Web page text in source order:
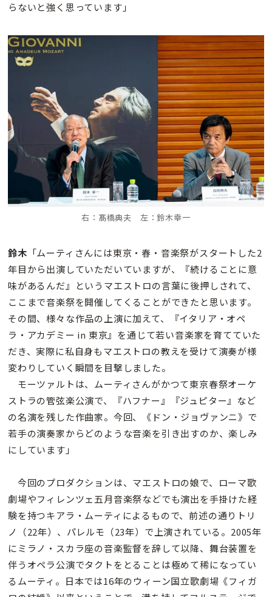
らないと強く思っています」
右：髙橋典夫 左：鈴木幸一
鈴木 「ムーティさんには東京・春・音楽祭がスタートした2
年目から出演していただいていますが、『続けることに意
味があるんだ』というマエストロの言葉に後押しされて、
ここまで音楽祭を開催してくることができたと思います。
その間、様々な作品の上演に加えて、『イタリア・オペ
ラ・アカデミー in 東京』を通じて若い音楽家を育てていた
だき、実際に私自身もマエストロの教えを受けて演奏が様
変わりしていく瞬間を目撃しました。
モーツァルトは、ムーティさんがかつて東京春祭オーケ
ストラの管弦楽公演で、『ハフナー』『ジュピター』など
の名演を残した作曲家。今回、《ドン・ジョヴァンニ》で
若手の演奏家からどのような音楽を引き出すのか、楽しみ
にしています」
今回のプロダクションは、マエストロの娘で、ローマ歌
劇場やフィレンツェ五月音楽祭などでも演出を手掛けた経
験を持つキアラ・ムーティによるもので、前述の通りトリ
ノ（22年）、パレルモ（23年）で上演されている。2005年
にミラノ・スカラ座の音楽監督を辞して以降、舞台装置を
伴うオペラ公演でタクトをとることは極めて稀になってい
るムーティ。日本では16年のウィーン国立歌劇場《フィガ